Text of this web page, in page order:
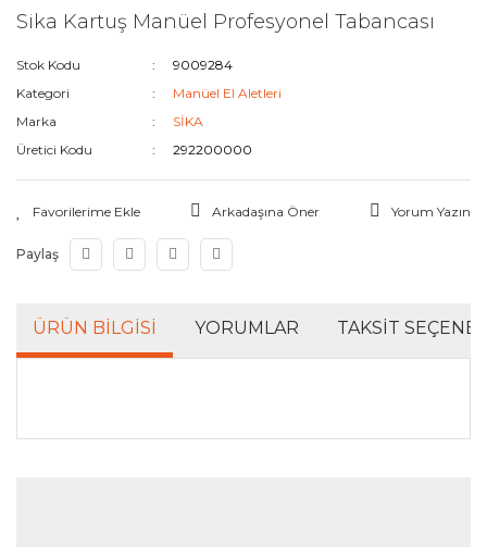
Sika Kartuş Manüel Profesyonel Tabancası
Stok Kodu
9009284
Kategori
Manüel El Aletleri
Marka
SİKA
Üretici Kodu
292200000
Arkadaşına Öner Yorum Yazın
Paylaş
ÜRÜN BILGISI YORUMLAR TAKSIT
Bu ürünün fiyat bilgisi, resim, ürün açıklamalarında ve